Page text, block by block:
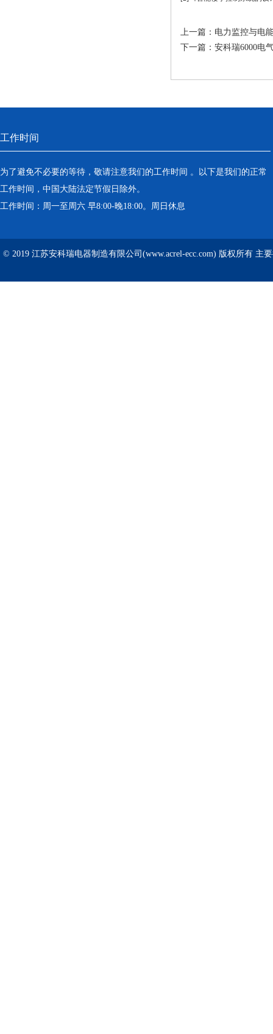
上一篇： 电力监控与电
下一篇： 安科瑞6000电
工作时间
为了避免不必要的等待，敬请注意我们的工作时间 。以下是我们的正常
工作时间，中国大陆法定节假日除外。
工作时间：周一至周六 早8:00-晚18:00。周日休息
© 2019 江苏安科瑞电器制造有限公司(www.acrel-ecc.com) 版权所有 主